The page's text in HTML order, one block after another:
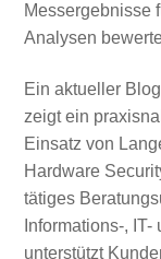
Messergebnisse
Analysen
Ein aktueller
zeigt ein
Einsatz von
Hardware
tätiges
Informations-,
unterstützt